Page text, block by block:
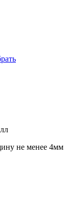
не менее 4мм